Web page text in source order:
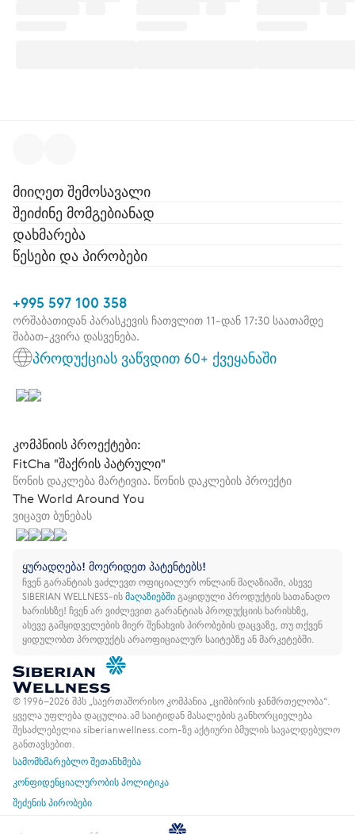
მიიღეთ შემოსავალი
შეიძინე მომგებიანად
დახმარება
წესები და პირობები
+995 597 100 358
ორშაბათიდან პარასკევის ჩათვლით 11-დან 17:30 საათამდე
შაბათ-კვირა დასვენება.
პროდუქციას ვაწვდით 60+ ქვეყანაში
კომპნიის პროექტები:
FitCha "შაქრის პატრული"
წონის დაკლება მარტივია. წონის დაკლების პროექტი
The World Around You
ვიცავთ ბუნებას
ყურადღება! მოერიდეთ პატენტებს!
ჩვენ გარანტიას ვაძლევთ ოფიციალურ ონლაინ მაღაზიაში, ასევე
SIBERIAN WELLNESS-ისმაღაზიებშიგაყიდული პროდუქტის სათანადო
ხარისხზე! ჩვენ არ ვიძლევით გარანტიას პროდუქციის ხარისხზე,
ასევე გამყიდველების მიერ შენახვის პირობების დაცვაზე, თუ თქვენ
ყიდულობთ პროდუქტს არაოფიციალურ საიტებზე ან მარკეტებში.
© 1996–2026 შპს „საერთაშორისო კომპანია „ციმბირის ჯანმრთელობა“.
ყველა უფლება დაცულია. ამ საიტიდან მასალების განხორციელება
შესაძლებელია siberianwellness.com-ზე აქტიური ბმულის სავალდებულო
განთავსებით.
სამომხმარებლო შეთანხმება
კონფიდენციალურობის პოლიტიკა
შეძენის პირობები